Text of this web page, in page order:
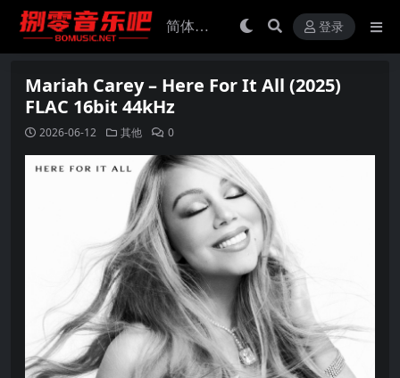
登录
Mariah Carey – Here For It All (2025)
FLAC 16bit 44kHz
2026-06-12 其他 0